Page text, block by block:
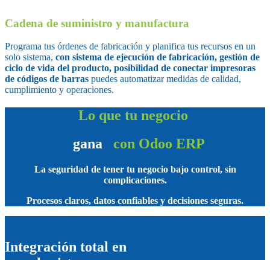
Cadena de suministro y manufactura
Programa tus órdenes de fabricación y planifica tus recursos en un
solo sistema, con sistema de ejecución de fabricación, gestión de
ciclo de vida del producto, posibilidad de conectar impresoras
de códigos de barras puedes automatizar medidas de calidad,
cumplimiento y operaciones.
Lo que tu negocio
gana
con Odoo ERP
La seguridad de tener tu negocio bajo control, sin
complicaciones.
Procesos claros, datos confiables y decisiones seguras.
Integración total en